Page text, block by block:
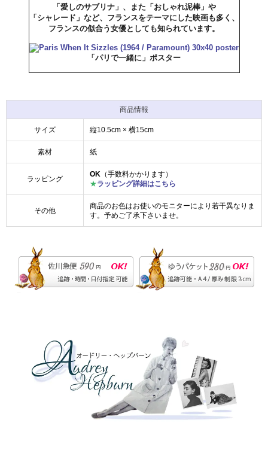
「愛しのサブリナ」、また「おしゃれ泥棒」や
「シャレード」など、フランスをテーマにした映画も多く、
フランスの似合う女優としても知られています。
「パリで一緒に」ポスター
商品情報
サイズ 縦10.5cm × 横15cm
素材 紙
ラッピング
OK （手数料かかります）
★ラッピング詳細はこちら
その他
商品のお色はお使いのモニターにより若干異なりま
す。予めご了承下さいませ。